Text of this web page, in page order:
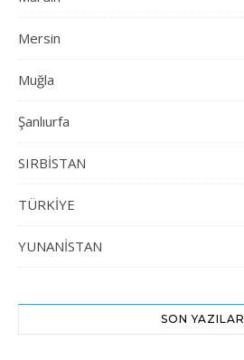
Mersin
Muğla
Şanlıurfa
SIRBİSTAN
TÜRKİYE
YUNANİSTAN
SON YAZILAR